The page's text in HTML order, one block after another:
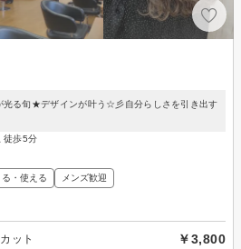
光る旬★デザインが叶う☆彡自分らしさを引き出す
徒歩5分
・使える メンズ歓迎
ット ￥3,800